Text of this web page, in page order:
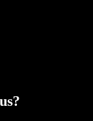
?